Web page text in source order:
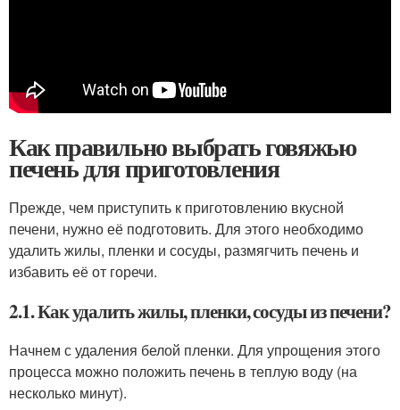
Как правильно выбрать говяжью
печень для приготовления
Прежде, чем приступить к приготовлению вкусной
печени, нужно её подготовить. Для этого необходимо
удалить жилы, пленки и сосуды, размягчить печень и
избавить её от горечи.
2.1. Как удалить жилы, пленки, сосуды из печени?
Начнем с удаления белой пленки. Для упрощения этого
процесса можно положить печень в теплую воду (на
несколько минут).